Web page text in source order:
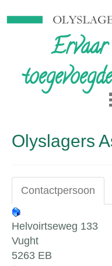
Ervaar
Olyslagers
Contactpersoon
Helvoirtseweg 133
Vught
5263 EB